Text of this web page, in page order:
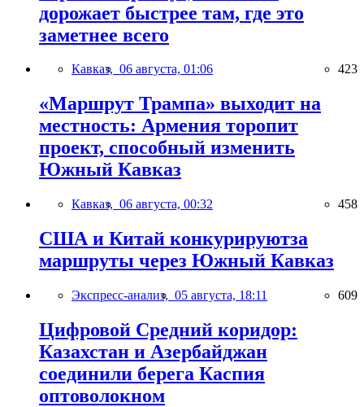
дорожает быстрее там, где это
заметнее всего
Кавказ, 06 августа, 01:06 423
«Маршрут Трампа» выходит на
местность: Армения торопит
проект, способный изменить
Южный Кавказ
Кавказ, 06 августа, 00:32 458
США и Китай конкурируютза
маршруты через Южный Кавказ
Экспресс-анализ, 05 августа, 18:11 609
Цифровой Средний коридор:
Казахстан и Азербайджан
соединили берега Каспия
оптоволокном